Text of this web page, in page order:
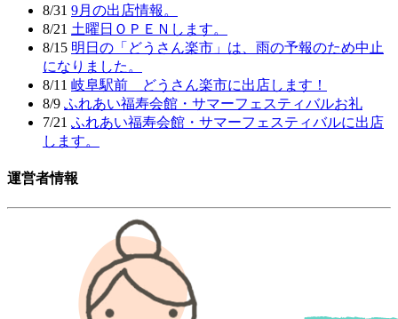
8/31 9月の出店情報。
8/21 土曜日ＯＰＥＮします。
8/15 明日の「どうさん楽市」は、雨の予報のため中止
になりました。
8/11 岐阜駅前 どうさん楽市に出店します！
8/9 ふれあい福寿会館・サマーフェスティバルお礼
7/21 ふれあい福寿会館・サマーフェスティバルに出店
します。
運営者情報